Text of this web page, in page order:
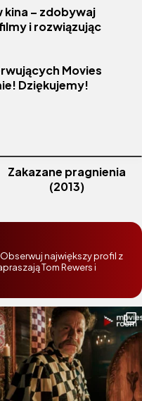
kina – zdobywaj
i rozwiązując
Movies
Dziękujemy!
Zakazane pragnienia
(2013)
największy profil z
Tom Rewers i